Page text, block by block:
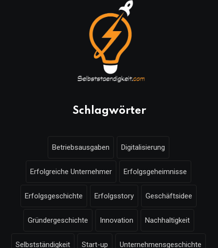
Schlagwörter
Betriebsausgaben Digitalisierung
Erfolgreiche Unternehmer Erfolgsgeheimnisse
Erfolgsgeschichte Erfolgsstory Geschäftsidee
Gründergeschichte Innovation Nachhaltigkeit
Selbstständigkeit Start-up Unternehmensgeschichte